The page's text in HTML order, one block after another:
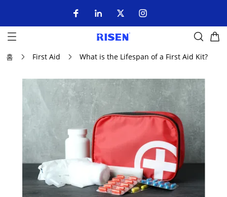
홈 First Aid What is the Lifespan of a First Aid Kit?